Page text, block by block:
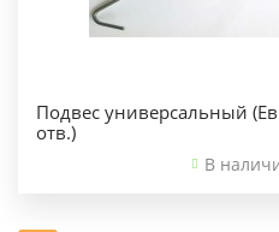
Подвес универсальный
отв.)
В